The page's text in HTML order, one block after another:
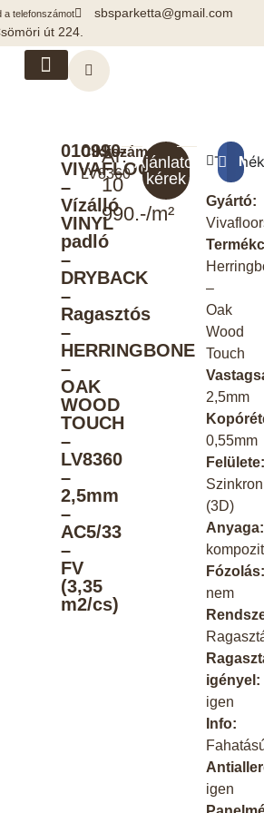
a telefonszámot
sbsparketta@gmail.com
út 224.
010990-
VIVAFLOORS
–
Vízálló
VINYL
padló
–
DRYBACK
–
Ragasztós
–
HERRINGBONE
–
OAK
WOOD
TOUCH
–
LV8360
–
2,5mm
–
AC5/33
–
FV
(3,35
m2/cs)
Cikkszám:
LV8360
Ár:
10
990.-/m²
Ajánlatot
kérek
Gyártó:
–
Oak
Wood
Touch
2,5mm
0,55mm
(3D)
Anyaga:
kompozit
nem
igényel:
igen
Info:
igen